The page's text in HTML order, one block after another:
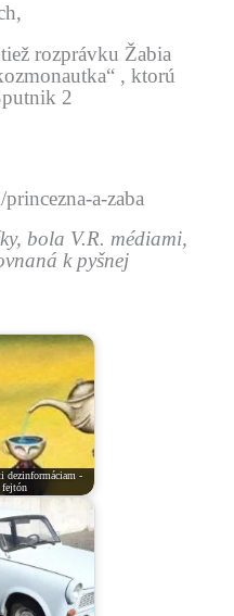
rozprávku Žabia
, ktorú
2
a-zaba
bola V.R. médiami,
k pyšnej
dezinformáciam -
fejtón